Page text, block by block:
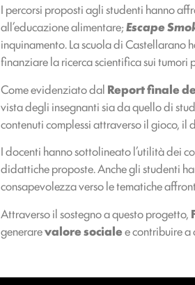
I percorsi proposti agli studenti hanno
all’educazione alimentare;Escape
inquinamento. La scuola di
finanziare la ricerca scientifica sui tumori
Come evidenziato dal Report finale
vista degli insegnanti sia da quello di
contenuti complessi attraverso il gioco,
I docenti hanno sottolineato l’utilità dei
didattiche proposte. Anche gli studenti
consapevolezza verso le tematiche
Attraverso il sostegno a questo progetto,
generarevalore socialee contribuire a